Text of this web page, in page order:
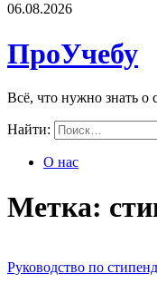
06.08.2026
ПроУчебу
Всё, что нужно знать о
Найти:
О нас
Метка:
Руководство по